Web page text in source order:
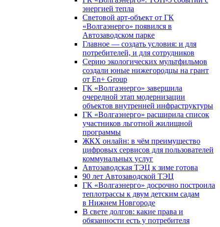
энергией тепла
Световой арт-объект от ГК
«Волгаэнерго» появился в
Автозаводском парке
Главное — создать условия: и для
потребителей, и для сотрудников
Серию экологических мультфильмов
создали юные нижегородцы на грант
от En+ Group
ГК «Волгаэнерго» завершила
очередной этап модернизации
объектов внутренней инфраструктуры
ГК «Волгаэнерго» расширила список
участников льготной жилищной
программы
ЖКХ онлайн: в чём преимущество
цифровых сервисов для пользователей
коммунальных услуг
Автозаводская ТЭЦ к зиме готова
90 лет Автозаводской ТЭЦ
ГК «Волгаэнерго» досрочно построила
теплотрассы к двум детским садам
в Нижнем Новгороде
В свете долгов: какие права и
обязанности есть у потребителя